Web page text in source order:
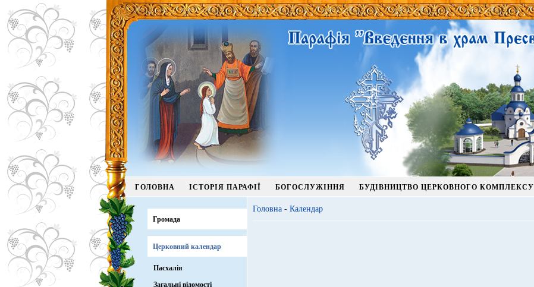
ГОЛОВНА ІСТОРІЯ ПАРАФІЇ БОГОСЛУЖІННЯ БУДІВНИЦТВО ЦЕРКОВНОГО КОМПЛЕКСУ
Громада
Церковний календар
Пасхалія
Загальні відомості
Головна- Календар